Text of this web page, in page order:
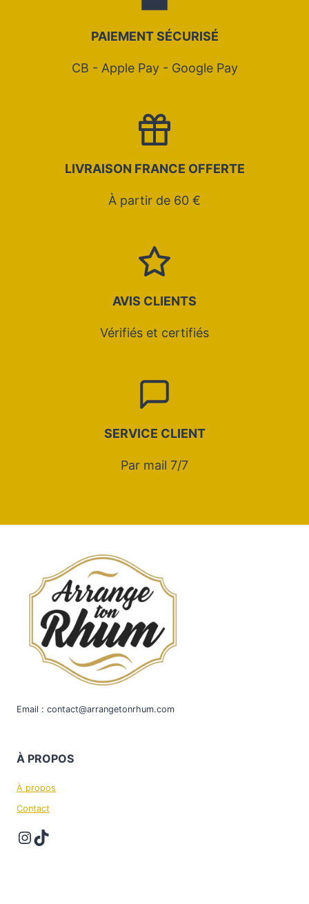
PAIEMENT SÉCURISÉ
CB - Apple Pay - Google Pay
LIVRAISON FRANCE OFFERTE
À partir de 60 €
AVIS CLIENTS
Vérifiés et certifiés
SERVICE CLIENT
Par mail 7/7
Email : contact@arrangetonrhum.com
À PROPOS
À propos
Contact
Instagram
TikTok